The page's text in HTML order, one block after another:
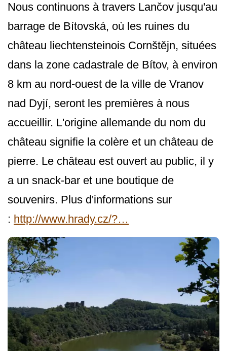
Nous continuons à travers Lančov jusqu'au
barrage de Bítovská, où les ruines du
château liechtensteinois Cornštějn, situées
dans la zone cadastrale de Bítov, à environ
8 km au nord-ouest de la ville de Vranov
nad Dyjí, seront les premières à nous
accueillir. L'origine allemande du nom du
château signifie la colère et un château de
pierre. Le château est ouvert au public, il y
a un snack-bar et une boutique de
souvenirs. Plus d'informations sur
: http://www.hrady.cz/?…